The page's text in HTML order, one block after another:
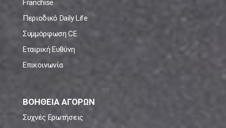
Franchise
Περιοδικό Daily Life
Συμμόρφωση CE
Εταιρική Ευθύνη
Επικοινωνία
ΒΟΗΘΕΙΑ ΑΓΟΡΩΝ
Συχνές Ερωτήσεις